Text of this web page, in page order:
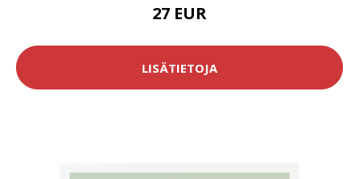
27 EUR
LISÄTIETOJA